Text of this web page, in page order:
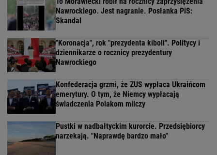
Nawrockiego. Jest nagranie. Posłanka PiS:
Skandal
"Koronacja", rok "prezydenta kiboli". Politycy i
dziennikarze o rocznicy prezydentury
Nawrockiego
Konfederacja grzmi, że ZUS wypłaca Ukraińcom
emerytury. O tym, że Niemcy wypłacają
świadczenia Polakom milczy
Pustki w nadbałtyckim kurorcie. Przedsiębiorcy
narzekają. "Naprawdę bardzo mało"